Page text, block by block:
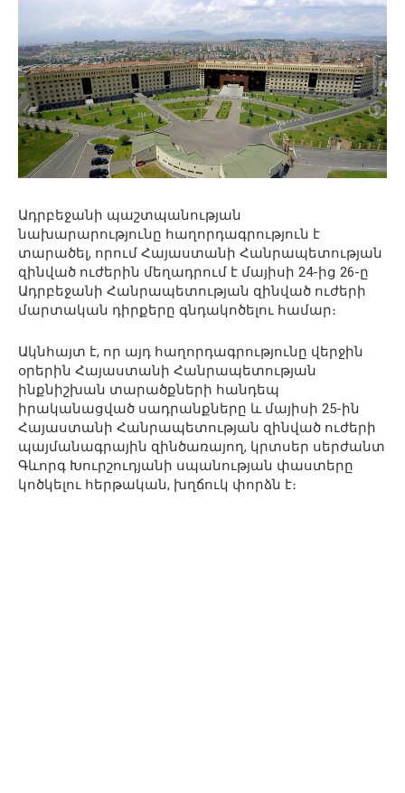
Ադրբեջանի պաշտպանության
նախարարությունը հաղորդագրություն է
տարածել, որում Հայաստանի Հանրապետության
զինված ուժերին մեղադրում է մայիսի 24-ից 26-ը
Ադրբեջանի Հանրապետության զինված ուժերի
մարտական դիրքերը գնդակոծելու համար։
Ակնհայտ է, որ այդ հաղորդագրությունը վերջին
օրերին Հայաստանի Հանրապետության
ինքնիշխան տարածքների հանդեպ
իրականացված սադրանքները և մայիսի 25-ին
Հայաստանի Հանրապետության զինված ուժերի
պայմանագրային զինծառայող, կրտսեր սերժանտ
Գևորգ Խուրշուդյանի սպանության փաստերը
կոծկելու հերթական, խղճուկ փորձն է։